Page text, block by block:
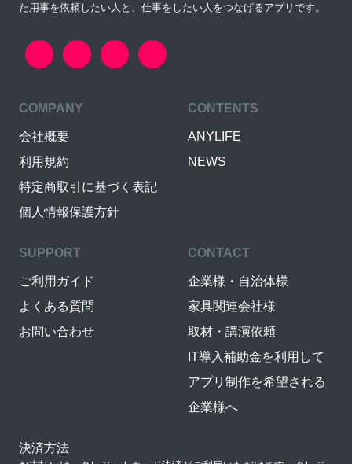
た用事を依頼したい人と、仕事をしたい人をつなげるアプリです。
COMPANY
会社概要
利用規約
特定商取引に基づく表記
個人情報保護方針
CONTENTS
ANYLIFE
NEWS
SUPPORT
ご利用ガイド
よくある質問
お問い合わせ
CONTACT
企業様・自治体様
家具関連会社様
取材・講演依頼
IT導入補助金を利用して
アプリ制作を希望される
企業様へ
決済方法